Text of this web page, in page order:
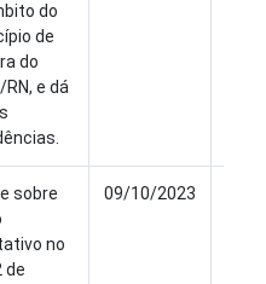
do
de
do
e dá
sobre
no
de
09/10/2023